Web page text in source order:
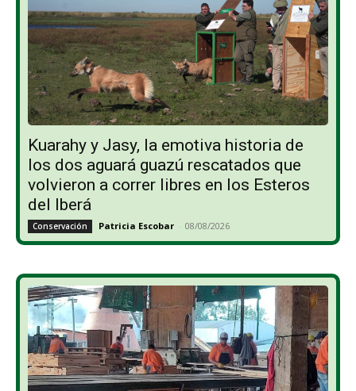
Kuarahy y Jasy, la emotiva historia de
los dos aguará guazú rescatados que
volvieron a correr libres en los Esteros
del Iberá
Conservación Patricia Escobar - 08/08/2026